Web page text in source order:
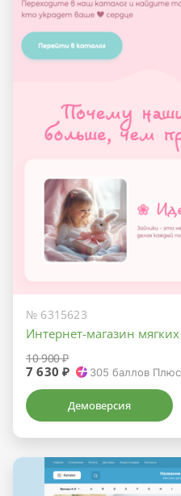
№ 6315623
Интернет-магазин
10 900 ₽
7 630 ₽ 305 баллов
Демоверсия